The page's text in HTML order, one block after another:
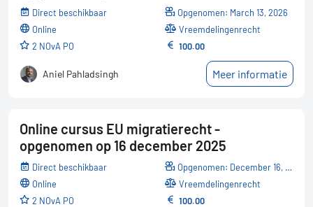
Direct beschikbaar
online
2 NOvA PO
Opgenomen: March 13, 2026
Vreemdelingenrecht
100.00
Aniel Pahladsingh Meer informatie
Online cursus EU migratierecht -
opgenomen op 16 december 2025
Direct beschikbaar
online
2 NOvA PO
Opgenomen: December 16, 2025
Vreemdelingenrecht
100.00